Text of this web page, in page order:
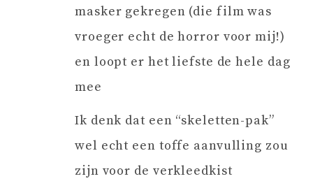
masker gekregen (die film was
vroeger echt de horror voor mij!)
en loopt er het liefste de hele dag
mee
Ik denk dat een “skeletten-pak”
wel echt een toffe aanvulling zou
zijn voor de verkleedkist